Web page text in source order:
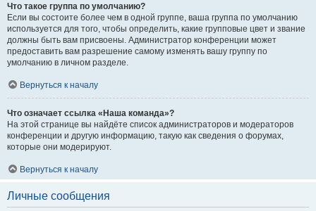
Что такое группа по умолчанию?
Если вы состоите более чем в одной группе, ваша группа по умолчанию
используется для того, чтобы определить, какие групповые цвет и звание
должны быть вам присвоены. Администратор конференции может
предоставить вам разрешение самому изменять вашу группу по
умолчанию в личном разделе.
Вернуться к началу
Что означает ссылка «Наша команда»?
На этой странице вы найдёте список администраторов и модераторов
конференции и другую информацию, такую как сведения о форумах,
которые они модерируют.
Вернуться к началу
Личные сообщения